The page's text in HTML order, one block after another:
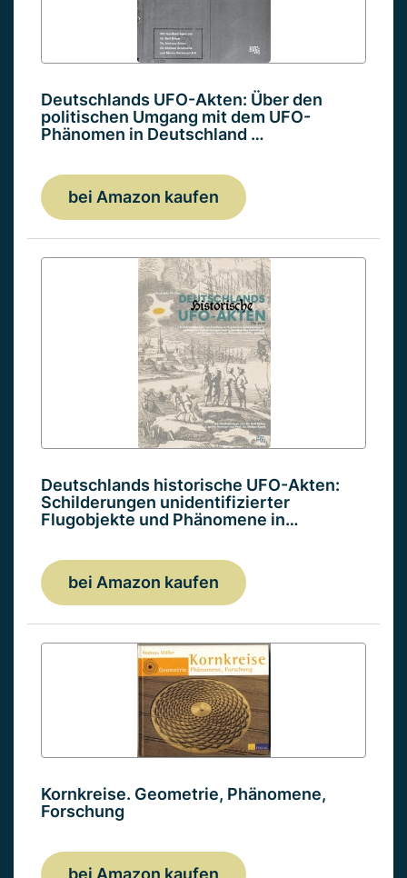
Deutschlands UFO-Akten: Über den
politischen Umgang mit dem UFO-
Phänomen in Deutschland …
bei Amazon kaufen
Deutschlands historische UFO-Akten:
Schilderungen unidentifizierter
Flugobjekte und Phänomene in…
bei Amazon kaufen
Kornkreise. Geometrie, Phänomene,
Forschung
bei Amazon kaufen